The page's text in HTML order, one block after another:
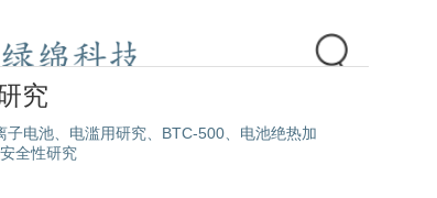
究
子电池、电滥用研究、BTC-500、电池绝热加
全性研究